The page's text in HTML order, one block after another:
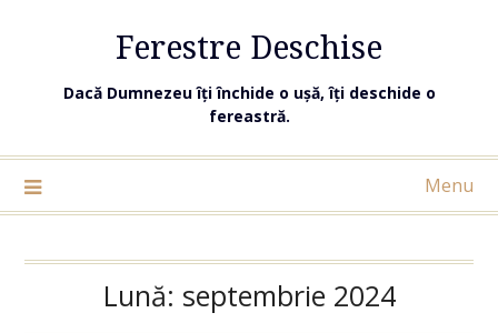
Ferestre Deschise
Dacă Dumnezeu îți închide o ușă, îți deschide o
fereastră.
Menu
Lună: septembrie 2024